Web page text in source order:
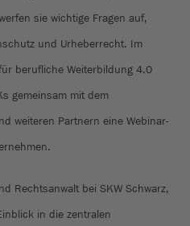
sie wichtige Fragen auf,
und Urheberrecht. Im
berufliche Weiterbildung 4.0
gemeinsam mit dem
weiteren Partnern eine Webinar-
Rechtsanwalt bei SKW Schwarz,
in die zentralen